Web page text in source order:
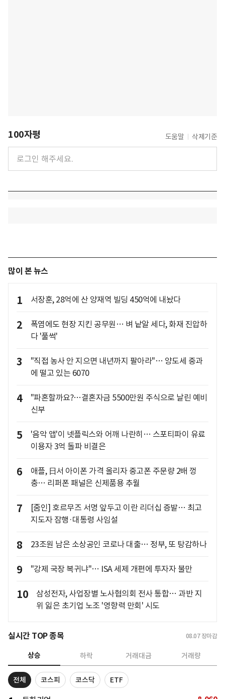
100자평 도움말 삭제기준
많이 본 뉴스
1 서장훈, 28억에 산 양재역 빌딩 450억에 내놨다
2
폭염에도 현장 지킨 공무원… 벼 낱알 세다, 화재 진압하
다 '풀썩'
3
"직접 농사 안 지으면 내년까지 팔아라"… 양도세 중과
에 떨고 있는 6070
4
"파혼할까요?…결혼자금 5500만원 주식으로 날린 예비
신부
5
'음악 앱'이 넷플릭스와 어깨 나란히… 스포티파이 유료
이용자 3억 돌파 비결은
6
애플, 日서 아이폰 가격 올리자 중고폰 주문량 2배 껑
충… 리퍼폰 패널은 신제품용 추월
7
[줌인] 호르무즈 서명 앞두고 이란 리더십 증발… 최고
지도자 잠행·대통령 사임설
8 23조원 남은 소상공인 코로나 대출… 정부, 또 탕감하나
9 "강제 국장 복귀냐"… ISA 세제 개편에 투자자 불만
10
삼성전자, 사업장별 노사협의회 전사 통합… 과반 지
위 잃은 초기업 노조 '영향력 만회' 시도
실시간 TOP 종목 08.07 장마감
상승 하락 거래대금 거래량
전체 코스피 코스닥 ETF